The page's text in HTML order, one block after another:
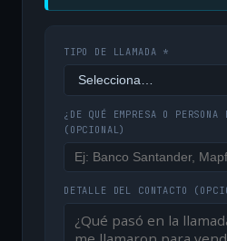
TIPO DE LLAMADA *
¿DE QUÉ EMPRESA O PERSONA
(OPCIONAL)
DETALLE DEL CONTACTO